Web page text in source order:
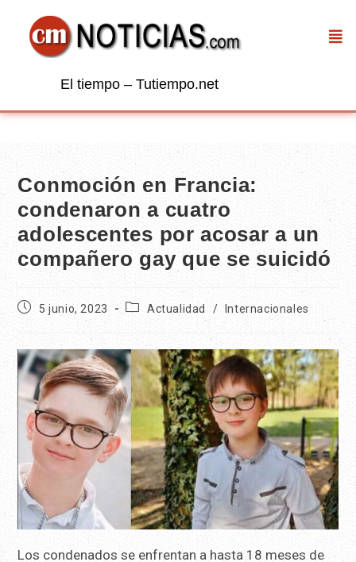
El tiempo – Tutiempo.net
Conmoción en Francia:
condenaron a cuatro
adolescentes por acosar a un
compañero gay que se suicidó
5 junio, 2023 Actualidad / Internacionales
Los condenados se enfrentan a hasta 18 meses de